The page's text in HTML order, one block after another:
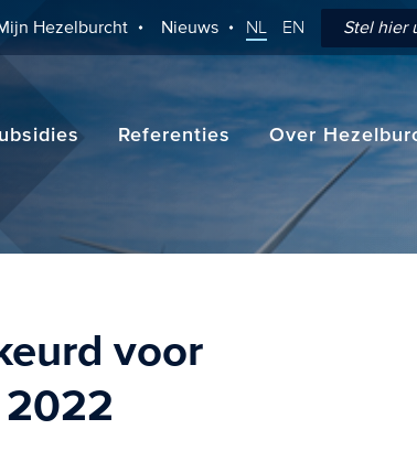
Hezelburcht Nieuws NL EN
Referenties Over
voor
2022